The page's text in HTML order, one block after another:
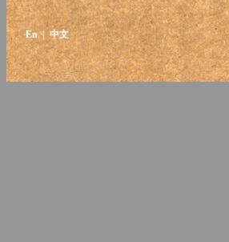
械每個步驟的英文拼法，但美雲說起那段日子，
總掩不住微笑：「可能因為美國公司，所以福利
很好，生產線之間會有比賽，表現好的會有現金
獎，工廠甚至會把多餘的金線鑄成金幣獎給我
們！假期開工會有雙工、三工，公司有BBQ
場、網球場。」憑在工廠工作和加班的糧，令美
En | 中文